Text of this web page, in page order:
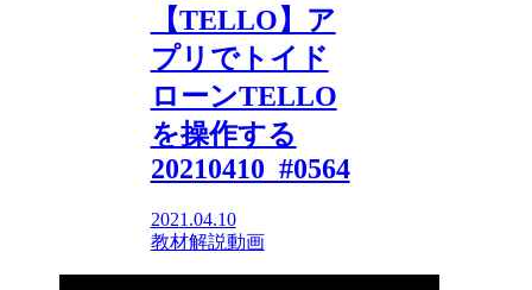
【TELLO】ア
プリでトイド
ローンTELLO
を操作する
20210410_#0564
2021.04.10
教材解説動画